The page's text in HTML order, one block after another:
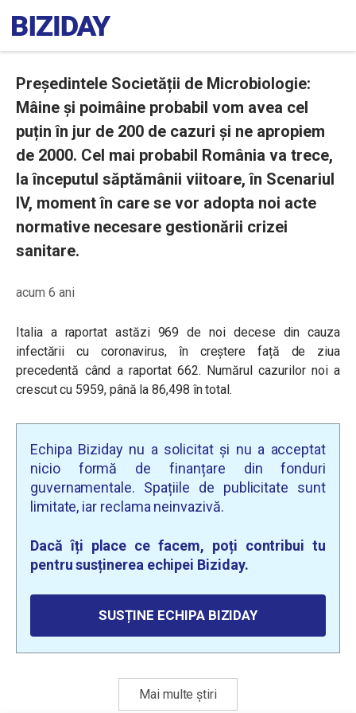
Președintele Societății de Microbiologie:
Mâine și poimâine probabil vom avea cel
puțin în jur de 200 de cazuri și ne apropiem
de 2000. Cel mai probabil România va trece,
la începutul săptămânii viitoare, în Scenariul
IV, moment în care se vor adopta noi acte
normative necesare gestionării crizei
sanitare.
acum 6 ani
Italia a raportat astăzi 969 de noi decese din cauza
infectării cu coronavirus, în creștere față de ziua
precedentă când a raportat 662. Numărul cazurilor noi a
crescut cu 5959, până la 86,498 în total.
Echipa Biziday nu a solicitat și nu a acceptat
nicio formă de finanțare din fonduri
guvernamentale. Spațiile de publicitate sunt
limitate, iar reclama neinvazivă.
Dacă îți place ce facem, poți contribui tu
pentru susținerea echipei Biziday.
SUSȚINE ECHIPA BIZIDAY
Mai multe știri